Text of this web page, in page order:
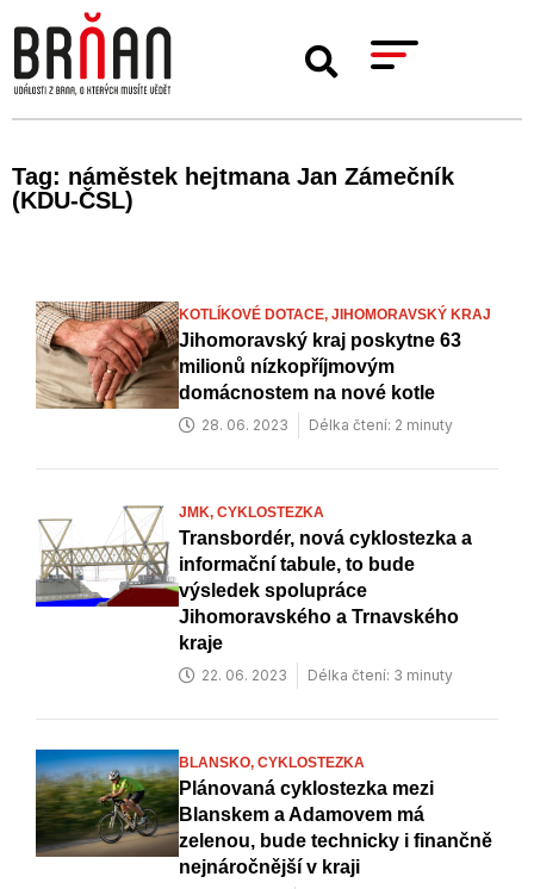
Tag: náměstek hejtmana Jan Zámečník
(KDU-ČSL)
KOTLÍKOVÉ DOTACE, JIHOMORAVSKÝ KRAJ
Jihomoravský kraj poskytne 63
milionů nízkopříjmovým
domácnostem na nové kotle
28. 06. 2023 Délka čtení: 2 minuty
JMK, CYKLOSTEZKA
Transbordér, nová cyklostezka a
informační tabule, to bude
výsledek spolupráce
Jihomoravského a Trnavského
kraje
22. 06. 2023 Délka čtení: 3 minuty
BLANSKO, CYKLOSTEZKA
Plánovaná cyklostezka mezi
Blanskem a Adamovem má
zelenou, bude technicky i finančně
nejnáročnější v kraji